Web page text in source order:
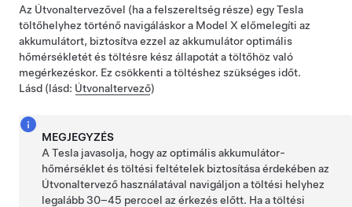
Az Útvonaltervezővel (ha a felszereltség része) egy Tesla
töltőhelyhez történő navigáláskor a Model X előmelegíti az
akkumulátort, biztosítva ezzel az akkumulátor optimális
hőmérsékletét és töltésre kész állapotát a töltőhöz való
megérkezéskor. Ez csökkenti a töltéshez szükséges időt.
Lásd (lásd: Útvonaltervező)
MEGJEGYZÉS
A Tesla javasolja, hogy az optimális akkumulátor-
hőmérséklet és töltési feltételek biztosítása érdekében az
Útvonaltervező használatával navigáljon a töltési helyhez
legalább 30–45 perccel az érkezés előtt. Ha a töltési